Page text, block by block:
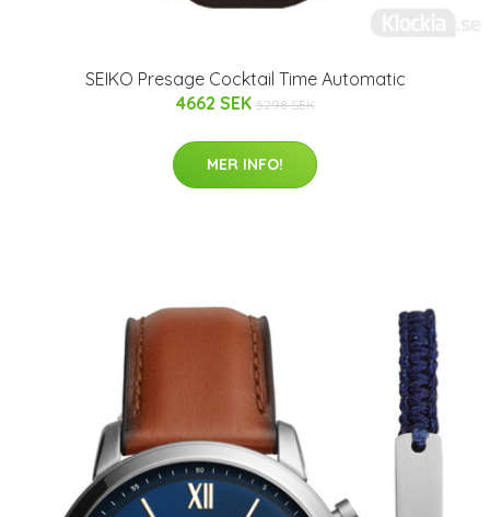
SEIKO Presage Cocktail Time Automatic
4662 SEK 5298 SEK
MER INFO!